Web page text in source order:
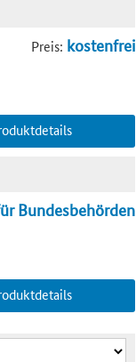
Preis: kostenfrei
Bundesbehörden